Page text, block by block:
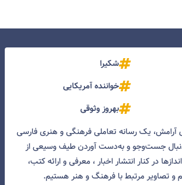
شکیرا
خواننده آمریکایی
بهروز وثوقی
آرامش، یک رسانه تعاملی فرهنگی و هنری فارسی
جست‌و‌جو و به‌دست آوردن طیف وسیعی از
در کنار انتشار اخبار ، معرفی و ارائه کتب،
و تصاویر مرتبط با فرهنگ و هنر هستیم.